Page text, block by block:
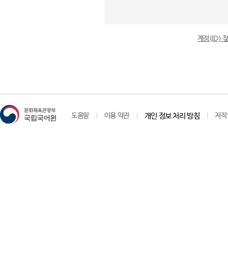
계정(ID)
도움말 이용 약관 개인 정보 처리 방침 저